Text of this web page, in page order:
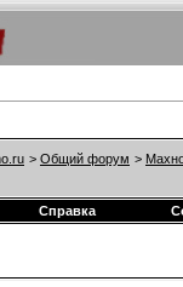
> Общий форум >
Справка